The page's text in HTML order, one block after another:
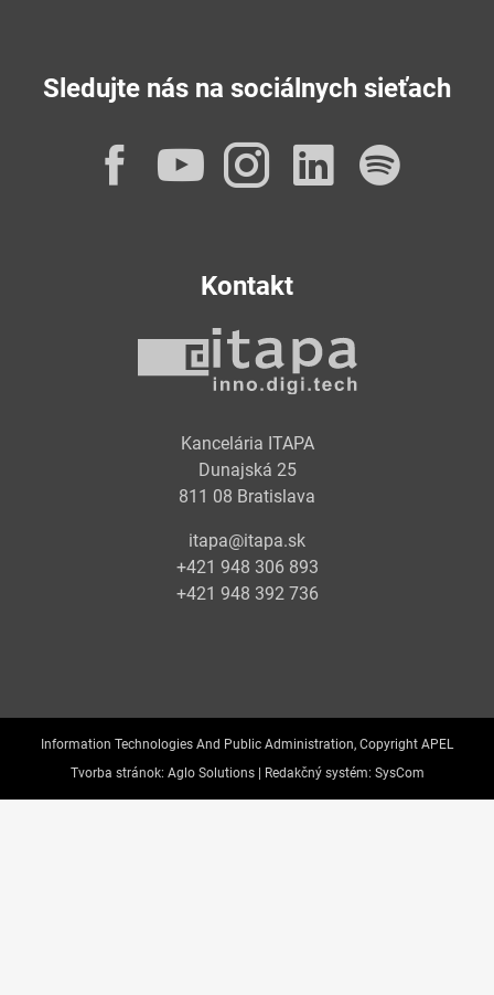
Sledujte nás na sociálnych sieťach
Facebook
YouTube
Instagram
Kontakt
Kancelária ITAPA
Dunajská 25
811 08 Bratislava
itapa@itapa.sk
+421 948 306 893
+421 948 392 736
Information Technologies And Public Administration, Copyright APEL
Tvorba stránok: Aglo Solutions | Redakčný systém: SysCom